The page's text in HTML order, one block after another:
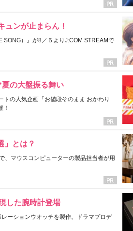
ュンが止まらん！
SONG）』が8／５よりJ:COM STREAMで
の大盤振る舞い
の人気企画「お値段そのまま おかわり
！
」とは？
、マウスコンピューターの製品担当者が用
した腕時計登場
ーションウオッチを製作。ドラマプロデ